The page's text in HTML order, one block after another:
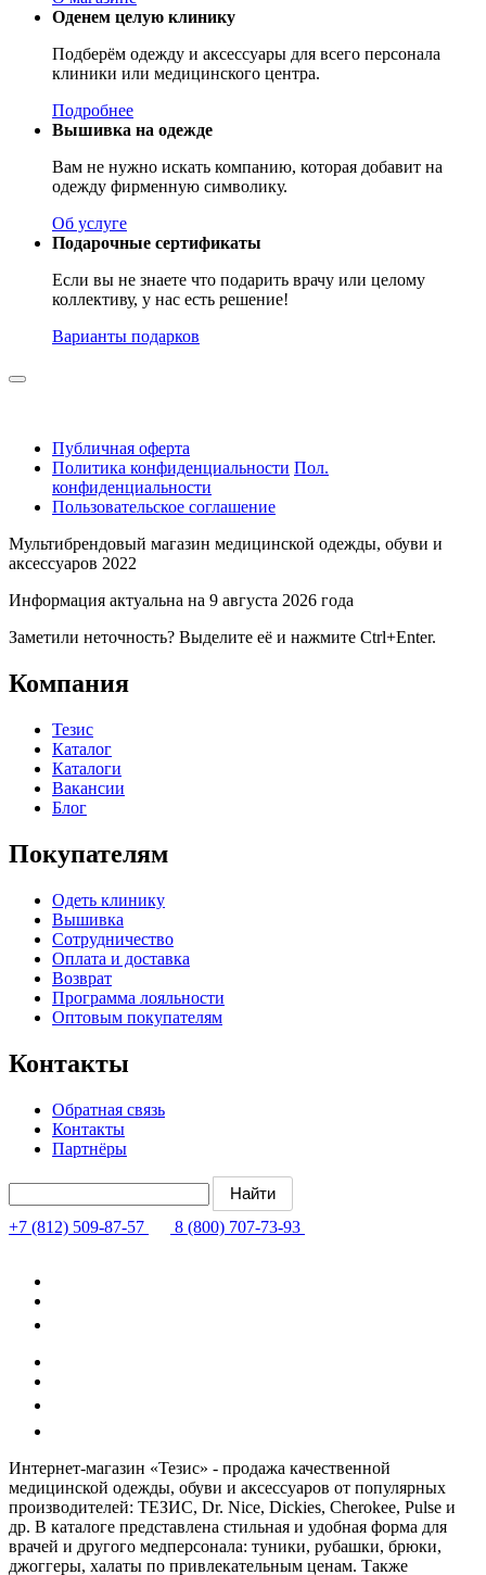
Оденем целую клинику
Подберём одежду и аксессуары для всего персонала
клиники или медицинского центра.
Подробнее
Вышивка на одежде
Вам не нужно искать компанию, которая добавит на
одежду фирменную символику.
Об услуге
Подарочные сертификаты
Если вы не знаете что подарить врачу или целому
коллективу, у нас есть решение!
Варианты подарков
Публичная оферта
Политика конфиденциальности Пол.
конфиденциальности
Пользовательское соглашение
Мультибрендовый магазин медицинской одежды, обуви и
аксессуаров 2022
Информация актуальна на 9 августа 2026 года
Заметили неточность? Выделите её и нажмите Ctrl+Enter.
Компания
Тезис
Каталог
Каталоги
Вакансии
Блог
Покупателям
Одеть клинику
Вышивка
Сотрудничество
Оплата и доставка
Возврат
Программа лояльности
Оптовым покупателям
Контакты
Обратная связь
Контакты
Партнёры
+7 (812) 509-87-57 8 (800) 707-73-93
Интернет-магазин «Тезис» - продажа качественной
медицинской одежды, обуви и аксессуаров от популярных
производителей: ТЕЗИС, Dr. Nice, Dickies, Cherokee, Pulse и
др. В каталоге представлена стильная и удобная форма для
врачей и другого медперсонала: туники, рубашки, брюки,
джоггеры, халаты по привлекательным ценам. Также